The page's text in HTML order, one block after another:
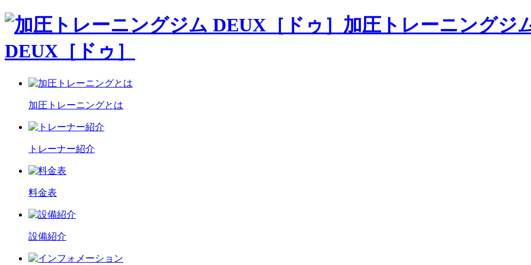
加圧トレーニングジ
DEUX［ドゥ］
加圧トレーニングとは
トレーナー紹介
料金表
設備紹介